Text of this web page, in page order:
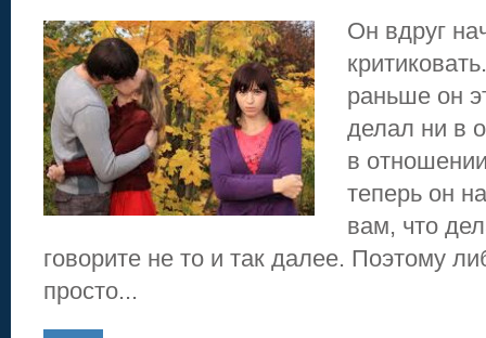
Он вдруг
раньше он
делал ни в
в
теперь он
вам, что
говорите не то и так далее. Поэтому
просто...